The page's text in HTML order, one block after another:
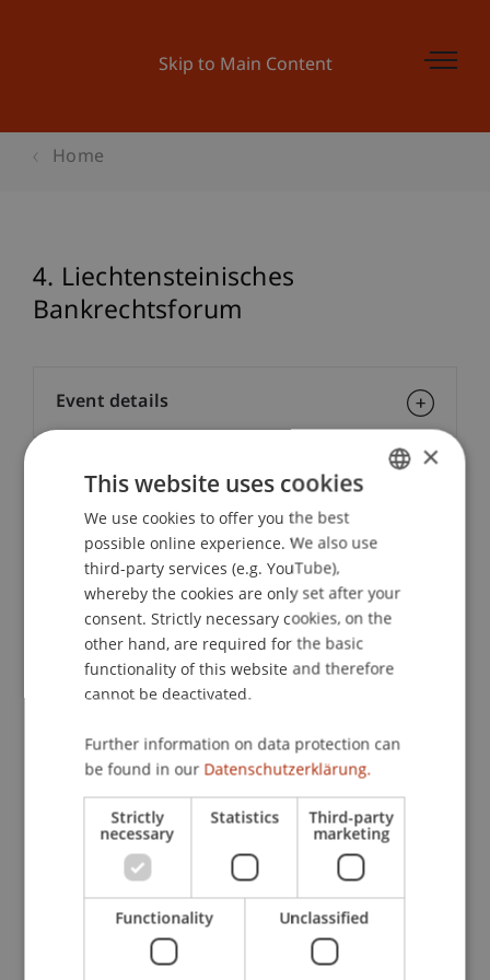
Skip to Main Content
Home
4. Liechtensteinisches
Bankrechtsforum
School or Professorship:
CHF 260,- pro Person, einschliesslich Verpflegung
Die Tagungsunterlagen werden im Vorfeld der
Veranstaltung in elektronischer Form zur
Verfügung
gestellt. Sollten Sie einen Tagungsordner
wünschen, können Sie dies bei der Anmeldung
bekanntgeben. Preis Tagungsordner CHF 50.-.
Event details
Contact
Downloads / Links
ENGLISH
×
This website uses cookies
We use cookies to offer you the best
possible online experience. We also use
third-party services (e.g. YouTube),
whereby the cookies are only set after your
consent. Strictly necessary cookies, on the
other hand, are required for the basic
functionality of this website and therefore
cannot be deactivated.
Further information on data protection can
be found in our Datenschutzerklärung.
Strictly
necessary
Statistics Third-party
marketing
Functionality Unclassified